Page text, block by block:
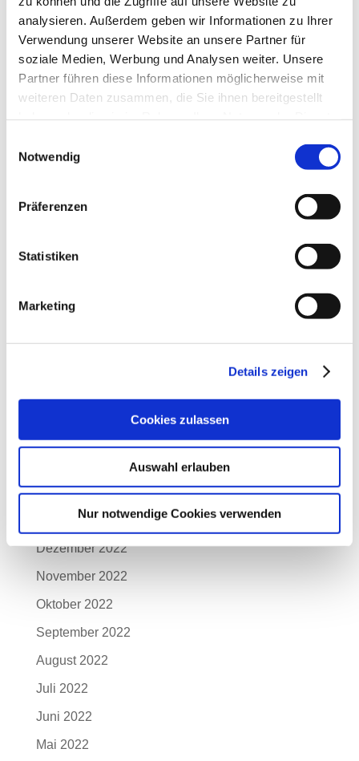
analysieren. Außerdem geben wir Informationen zu Ihrer
Verwendung unserer Website an unsere Partner für
soziale Medien, Werbung und Analysen weiter. Unsere
Partner führen diese Informationen möglicherweise mit
weiteren Daten zusammen, die Sie ihnen bereitgestellt
Notwendig
Präferenzen
Statistiken
Marketing
Details zeigen
Cookies zulassen
Auswahl erlauben
Nur notwendige Cookies verwenden
Juli 2024
Juni 2024
Mai 2024
April 2024
Februar 2024
Dezember 2023
Februar 2023
Januar 2023
Dezember 2022
November 2022
Oktober 2022
September 2022
August 2022
Juli 2022
Juni 2022
Mai 2022